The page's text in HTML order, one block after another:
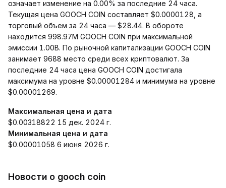
означает изменение на 0.00% за последние 24 часа.
Текущая цена GOOCH COIN составляет $0.0000128, а
торговый объем за 24 часа — $28.44. В обороте
находится 998.97M GOOCH COIN при максимальной
эмиссии 1.00B. По рыночной капитализации GOOCH COIN
занимает 9688 место среди всех криптовалют. За
последние 24 часа цена GOOCH COIN достигала
максимума на уровне $0.00001284 и минимума на уровне
$0.00001269.
Максимальная цена и дата
$0.00318822 15 дек. 2024 г.
Минимальная цена и дата
$0.00001058 6 июня 2026 г.
Новости о gooch coin